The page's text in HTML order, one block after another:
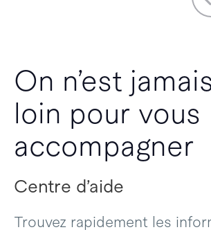
On n’est
loin pour vous
accompagner
Centre d’aide
Trouvez rapidement les